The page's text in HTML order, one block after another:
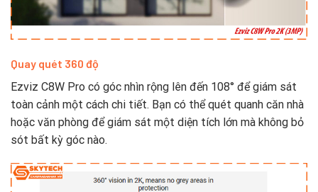
Quay quét 360 độ
Ezviz C8W Pro có góc nhìn rộng lên đến 108° để giám sát
toàn cảnh một cách chi tiết. Bạn có thể quét quanh căn nhà
hoặc văn phòng để giám sát một diện tích lớn mà không bỏ
sót bất kỳ góc nào.